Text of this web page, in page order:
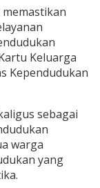
Keluarga
Kependudukan
sebagai
warga
yang